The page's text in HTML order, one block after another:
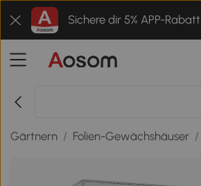
Sichere dir 5% APP-Rabatt
Gärtnern / Folien-Gewächshäuser /